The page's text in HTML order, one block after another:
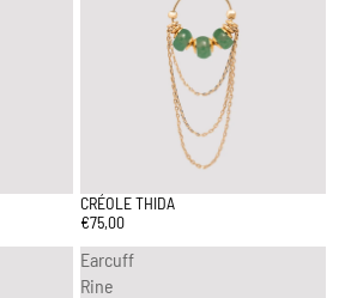
CRÉOLE THIDA
€75,00
Earcuff
Rine